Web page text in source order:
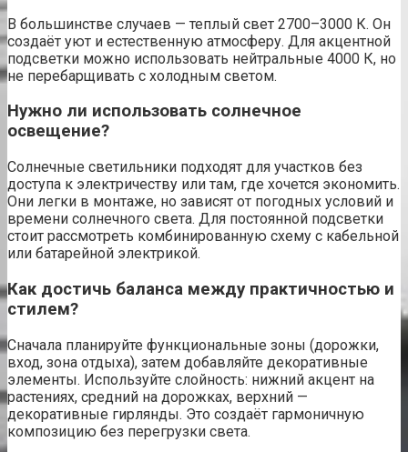
В большинстве случаев — теплый свет 2700–3000 К. Он
создаёт уют и естественную атмосферу. Для акцентной
подсветки можно использовать нейтральные 4000 К, но
не перебарщивать с холодным светом.
Нужно ли использовать солнечное
освещение?
Солнечные светильники подходят для участков без
доступа к электричеству или там, где хочется экономить.
Они легки в монтаже, но зависят от погодных условий и
времени солнечного света. Для постоянной подсветки
стоит рассмотреть комбинированную схему с кабельной
или батарейной электрикой.
Как достичь баланса между практичностью и
стилем?
Сначала планируйте функциональные зоны (дорожки,
вход, зона отдыха), затем добавляйте декоративные
элементы. Используйте слойность: нижний акцент на
растениях, средний на дорожках, верхний —
декоративные гирлянды. Это создаёт гармоничную
композицию без перегрузки света.